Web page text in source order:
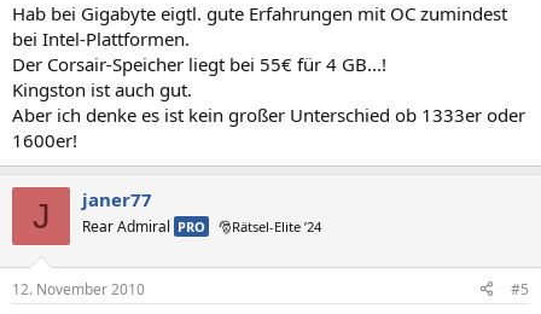
Hab bei Gigabyte eigtl. gute Erfahrungen mit OC zumindest
bei Intel-Plattformen.
Der Corsair-Speicher liegt bei 55€ für 4 GB...!
Kingston ist auch gut.
Aber ich denke es ist kein großer Unterschied ob 1333er oder
1600er!
J janer77
Rear Admiral PRO 🎅Rätsel-Elite ’24
12. November 2010 #5